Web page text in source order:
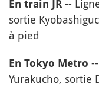
En train JR --
sortie
à pied
En Tokyo Metro
Yurakucho, sortie